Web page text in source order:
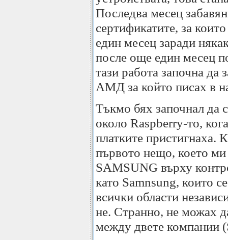
Последва месец
сертификатите, за
един месец заради
после още един месец
тази работа започна да
АМД за който писах в
Тъкмо бях започнал да
около Raspberry-то,
платките пристигнаха.
първото нещо, което
SAMSUNG върху
като Samnsung, които
всички области
не. Странно, не можах
между двете компании